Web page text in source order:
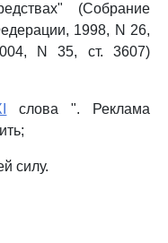
(Собрание
1998, N 26,
N 35, ст. 3607)
слова ". Реклама
силу.